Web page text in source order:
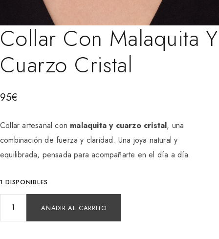
Collar Con Malaquita Y
Cuarzo Cristal
95€
Collar artesanal con malaquita y cuarzo cristal, una
combinación de fuerza y claridad. Una joya natural y
equilibrada, pensada para acompañarte en el día a día.
1 DISPONIBLES
AÑADIR AL CARRITO